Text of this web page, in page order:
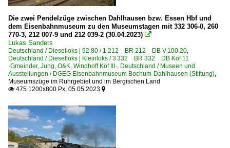
Die zwei Pendelzüge zwischen Dahlhausen bzw. Essen Hbf und
dem Eisenbahnmuseum zu den Museumstagen mit 332 306-0, 260
770-3, 212 007-9 und 212 039-2 (30.04.2023) 
Lukas Sanders
Deutschland / Dieselloks | 92 80 / 1 212 BR 212 DB V 100.20,
Deutschland / Dieselloks | Kleinloks / 3 332 BR 332 DB Köf 11
·Gmeinder, Jung, O&K, Windhoff Köf III·, Deutschland / Museen und
Ausstellungen / DGEG Eisenbahnmuseum Bochum-Dahlhausen (Stiftung),
Museumszüge im Ruhrgebiet und im Bergischen Land
 475 1200x800 Px, 05.05.2023 